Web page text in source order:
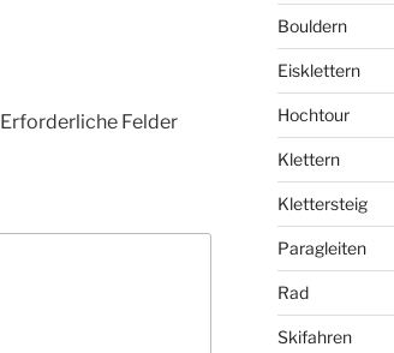
Erforderliche Felder
Bouldern
Eisklettern
Hochtour
Klettern
Klettersteig
Paragleiten
Rad
Skifahren